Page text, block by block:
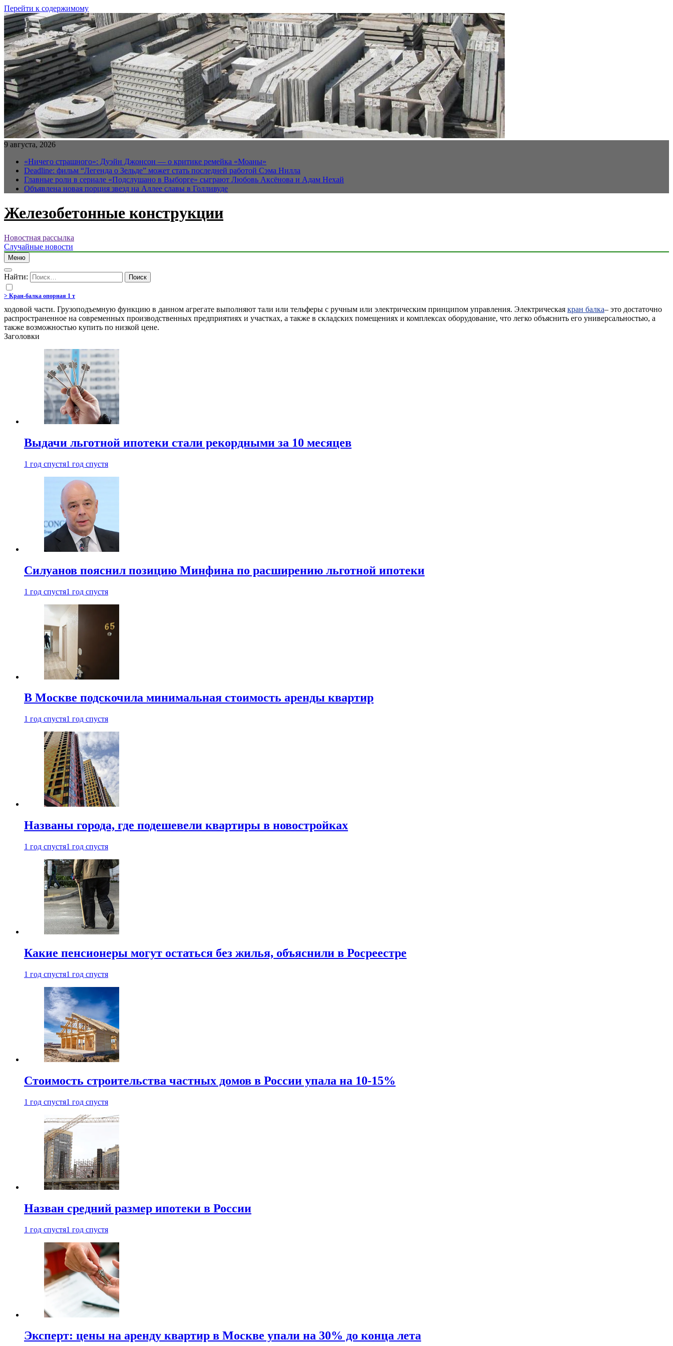
Перейти к содержимому
9 августа, 2026
«Ничего страшного»: Дуэйн Джонсон — о критике ремейка «Моаны»
Deadline: фильм “Легенда о Зельде” может стать последней работой Сэма Нилла
Главные роли в сериале «Подслушано в Выборге» сыграют Любовь Аксёнова и Адам Нехай
Объявлена новая порция звезд на Аллее славы в Голливуде
Железобетонные конструкции
Новостная рассылка
Случайные новости
Меню
Найти:
> Кран-балка опорная 1 т
ходовой части. Грузоподъемную функцию в данном агрегате выполняют тали или тельферы с ручным или электрическим принципом управления. Электрическая кран балка– это достаточно
распространенное на современных производственных предприятиях и участках, а также в складских помещениях и комплексах оборудование, что легко объяснить его универсальностью, а
также возможностью купить по низкой цене.
Заголовки
Выдачи льготной ипотеки стали рекордными за 10 месяцев
1 год спустя1 год спустя
Силуанов пояснил позицию Минфина по расширению льготной ипотеки
1 год спустя1 год спустя
В Москве подскочила минимальная стоимость аренды квартир
1 год спустя1 год спустя
Названы города, где подешевели квартиры в новостройках
1 год спустя1 год спустя
Какие пенсионеры могут остаться без жилья, объяснили в Росреестре
1 год спустя1 год спустя
Стоимость строительства частных домов в России упала на 10-15%
1 год спустя1 год спустя
Назван средний размер ипотеки в России
1 год спустя1 год спустя
Эксперт: цены на аренду квартир в Москве упали на 30% до конца лета